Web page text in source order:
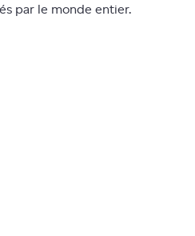
par le monde entier.